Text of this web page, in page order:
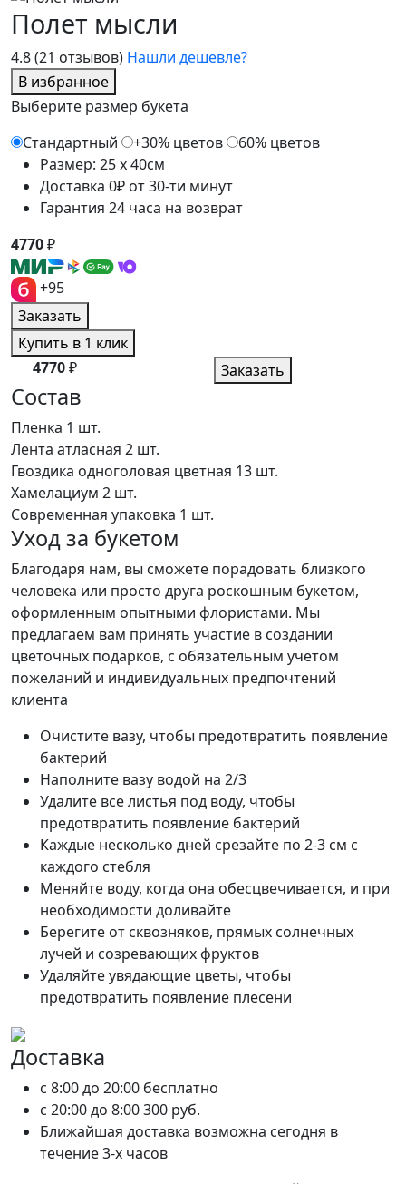
4.8(21 отзывов) Нашли дешевле?
В избранное
Полет мысли
Выберите размер букета
Стандартный
+30% цветов
60% цветов
Размер: 25 x 40см
Доставка 0₽ от 30-ти минут
Гарантия 24 часа на возврат
4770₽
+95
Заказать
Купить в 1 клик
4770₽ Заказать
Состав
Пленка 1 шт.
Лента атласная 2 шт.
Гвоздика одноголовая цветная 13 шт.
Хамелациум 2 шт.
Современная упаковка 1 шт.
Уход за букетом
Благодаря нам, вы сможете порадовать близкого
человека или просто друга роскошным букетом,
оформленным опытными флористами. Мы
предлагаем вам принять участие в создании
цветочных подарков, с обязательным учетом
пожеланий и индивидуальных предпочтений
клиента
Очистите вазу, чтобы предотвратить появление
бактерий
Наполните вазу водой на 2/3
Удалите все листья под воду, чтобы
предотвратить появление бактерий
Каждые несколько дней срезайте по 2-3 см с
каждого стебля
Меняйте воду, когда она обесцвечивается, и при
необходимости доливайте
Берегите от сквозняков, прямых солнечных
лучей и созревающих фруктов
Удаляйте увядающие цветы, чтобы
предотвратить появление плесени
Доставка
c 8:00 до 20:00 бесплатно
c 20:00 до 8:00300 руб.
Ближайшая доставка возможна сегодня в
течение 3-х часов